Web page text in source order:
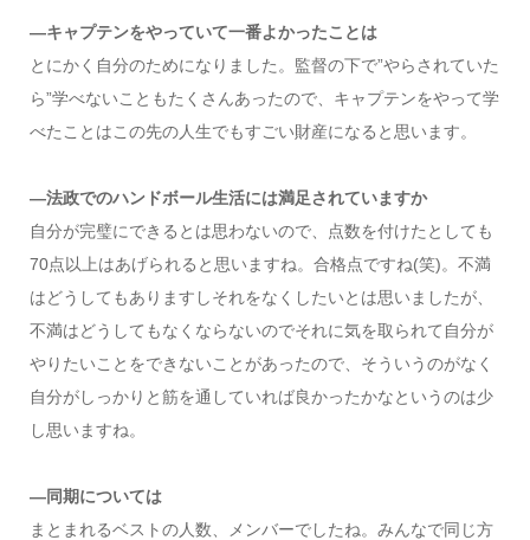
―キャプテンをやっていて一番よかったことは
とにかく自分のためになりました。監督の下で”やらされていた
ら”学べないこともたくさんあったので、キャプテンをやって学
べたことはこの先の人生でもすごい財産になると思います。
―法政でのハンドボール生活には満足されていますか
自分が完璧にできるとは思わないので、点数を付けたとしても
70点以上はあげられると思いますね。合格点ですね(笑)。不満
はどうしてもありますしそれをなくしたいとは思いましたが、
不満はどうしてもなくならないのでそれに気を取られて自分が
やりたいことをできないことがあったので、そういうのがなく
自分がしっかりと筋を通していれば良かったかなというのは少
し思いますね。
―同期については
まとまれるベストの人数、メンバーでしたね。みんなで同じ方